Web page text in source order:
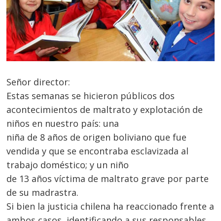
Señor director:
Estas semanas se hicieron públicos dos
acontecimientos de maltrato y explotación de
niños en nuestro país: una
niña de 8 años de origen boliviano que fue
vendida y que se encontraba esclavizada al
trabajo doméstico; y un niño
de 13 años víctima de maltrato grave por parte
de su madrastra.
Si bien la justicia chilena ha reaccionado frente a